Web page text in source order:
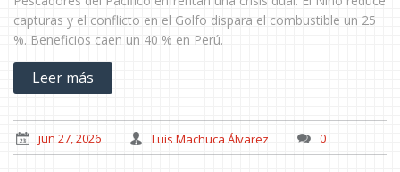
capturas y el conflicto en el Golfo dispara el combustible un 25
%. Beneficios caen un 40 % en Perú.
Leer más
jun 27, 2026 Luis Machuca Álvarez 0